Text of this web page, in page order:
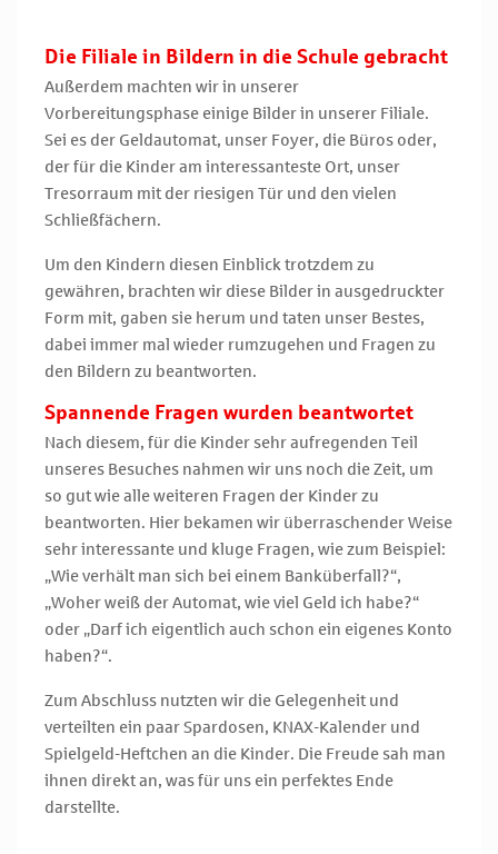
Die Filiale in Bildern in die Schule gebracht
Außerdem machten wir in unserer
Vorbereitungsphase einige Bilder in unserer Filiale.
Sei es der Geldautomat, unser Foyer, die Büros oder,
der für die Kinder am interessanteste Ort, unser
Tresorraum mit der riesigen Tür und den vielen
Schließfächern.
Um den Kindern diesen Einblick trotzdem zu
gewähren, brachten wir diese Bilder in ausgedruckter
Form mit, gaben sie herum und taten unser Bestes,
dabei immer mal wieder rumzugehen und Fragen zu
den Bildern zu beantworten.
Spannende Fragen wurden beantwortet
Nach diesem, für die Kinder sehr aufregenden Teil
unseres Besuches nahmen wir uns noch die Zeit, um
so gut wie alle weiteren Fragen der Kinder zu
beantworten. Hier bekamen wir überraschender Weise
sehr interessante und kluge Fragen, wie zum Beispiel:
„Wie verhält man sich bei einem Banküberfall?“,
„Woher weiß der Automat, wie viel Geld ich habe?“
oder „Darf ich eigentlich auch schon ein eigenes Konto
haben?“.
Zum Abschluss nutzten wir die Gelegenheit und
verteilten ein paar Spardosen, KNAX-Kalender und
Spielgeld-Heftchen an die Kinder. Die Freude sah man
ihnen direkt an, was für uns ein perfektes Ende
darstellte.